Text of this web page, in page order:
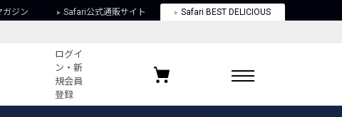
ガジン Safari公式通販サイト Safari BEST DELICIOUS
ログイ
ン・新
規会員
登録